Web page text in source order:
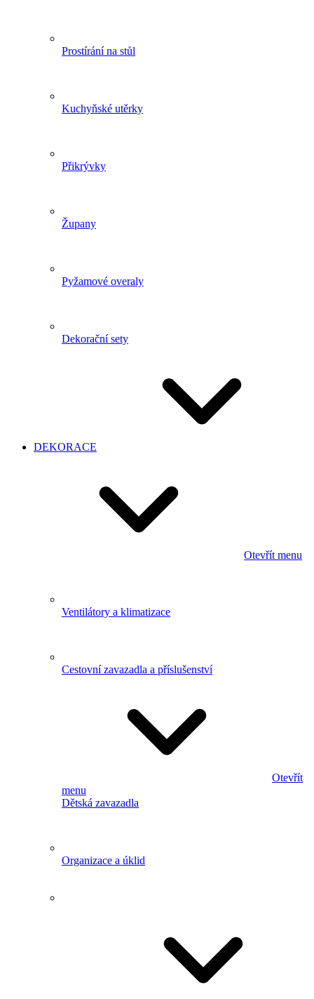
Prostírání na stůl
Kuchyňské utěrky
Přikrývky
Župany
Pyžamové overaly
Dekorační sety
DEKORACE
Otevřít menu
Ventilátory a klimatizace
Cestovní zavazadla a příslušenství
Otevřít
menu
Dětská zavazadla
Organizace a úklid